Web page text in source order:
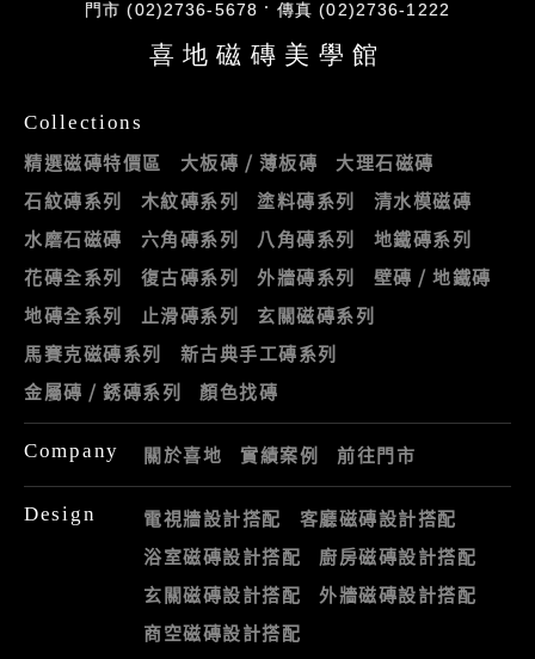
門市 (02)2736-5678 傳真 (02)2736-1222
喜地磁磚美學館
Collections
精選磁磚特價區 大板磚 / 薄板磚
大理石磁磚
石紋磚系列
木紋磚系列 塗料磚系列
清水模磁磚
水磨石磁磚
六角磚系列 八角磚系列
地鐵磚系列
花磚全系列
復古磚系列 外牆磚系列
壁磚 / 地鐵磚
地磚全系列
止滑磚系列
玄關磁磚系列
馬賽克磁磚系列
新古典手工磚系列
金屬磚 / 銹磚系列
顏色找磚
Company 關於喜地 實績案例 前往門市
Design 電視牆設計搭配
客廳磁磚設計搭配
浴室磁磚設計搭配
廚房磁磚設計搭配
玄關磁磚設計搭配
外牆磁磚設計搭配
商空磁磚設計搭配